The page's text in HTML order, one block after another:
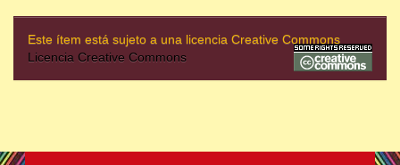
Este ítem está sujeto a una licencia Creative Commons
Licencia Creative Commons